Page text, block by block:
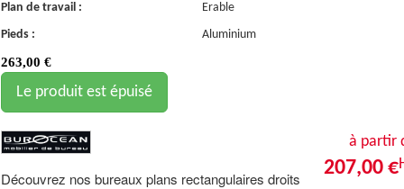
Plan de travail :
Erable
Pieds :
Aluminium
263,00 €
Le produit est épuisé
à partir
207,00 €
Découvrez nos bureaux plans rectangulaires droits